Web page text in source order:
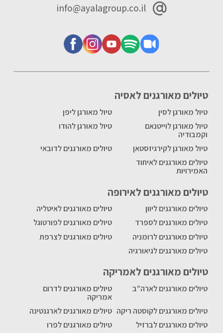
טיולים מאורגנים לאסיה
טיול מאורגן לסין
טיול מאורגן ליפן
טיול מאורגן לוייטנאם
וקמבודיה
טיול מאורגן להודו
טיול מאורגן לקירגיזסטאן
טיולים מאורגנים לדובאי
טיולים מאורגנים לאיחוד
האמירויות
טיולים מאורגנים לאירופה
טיולים מאורגנים ליוון
טיולים מאורגנים לאיטליה
טיולים מאורגנים לספרד
טיולים מאורגנים לפורטוגל
טיולים מאורגנים לרומניה
טיולים מאורגנים לצרפת
טיולים מאורגנים לגיאורגיה
טיולים מאורגנים לאמריקה
טיולים מאורגנים לארה"ב
טיולים מאורגנים לדרום
אמריקה
טיולים מאורגנים לקוסטה ריקה טיולים מאורגנים לארגנטינה
טיולים מאורגנים לברזיל
טיולים מאורגנים לפרו
info@ayalagroup.co.il